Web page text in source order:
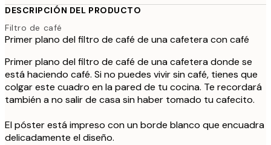
DESCRIPCIÓN DEL PRODUCTO
Filtro de café
Primer plano del filtro de café de una cafetera con café
Primer plano del filtro de café de una cafetera donde se
está haciendo café. Si no puedes vivir sin café, tienes que
colgar este cuadro en la pared de tu cocina. Te recordará
también a no salir de casa sin haber tomado tu cafecito.
El póster está impreso con un borde blanco que encuadra
delicadamente el diseño.